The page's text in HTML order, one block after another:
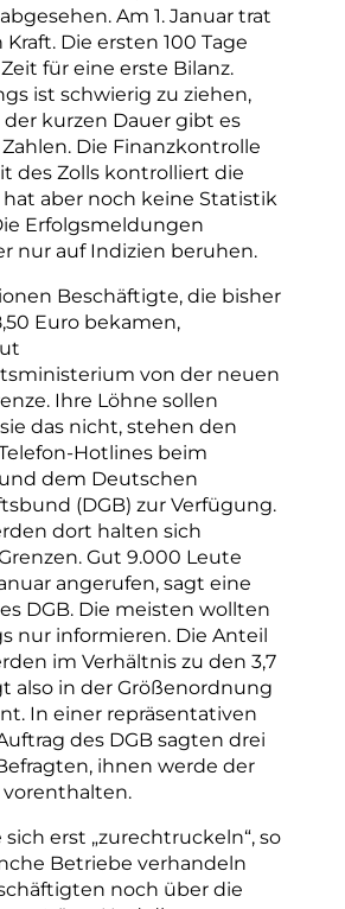
Am 1. Januar trat
Kraft. Die ersten 100 Tage
für eine erste Bilanz.
ist schwierig zu ziehen,
kurzen Dauer gibt es
Die Finanzkontrolle
des Zolls kontrolliert die
hat aber noch keine Statistik
Erfolgsmeldungen
nur auf Indizien beruhen.
Beschäftigte, die bisher
Euro bekamen,
von der neuen
Ihre Löhne sollen
das nicht, stehen den
Hotlines beim
dem Deutschen
(DGB) zur Verfügung.
dort halten sich
Gut 9.000 Leute
angerufen, sagt eine
DGB. Die meisten wollten
nur informieren. Die Anteil
im Verhältnis zu den 3,7
also in der Größenordnung
In einer repräsentativen
des DGB sagten drei
ihnen werde der
sich erst „zurechtruckeln“, so
Betriebe verhandeln
noch über die